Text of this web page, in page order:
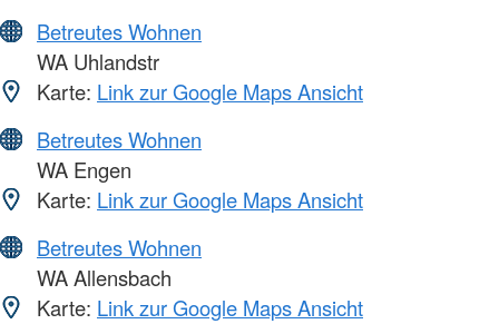
Betreutes Wohnen
WA Uhlandstr
Karte: Link zur Google Maps Ansicht
Betreutes Wohnen
WA Engen
Karte: Link zur Google Maps Ansicht
Betreutes Wohnen
WA Allensbach
Karte: Link zur Google Maps Ansicht